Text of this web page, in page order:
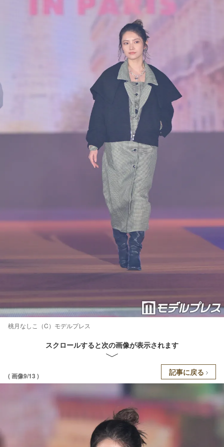
桃月なしこ（C）モデルプレス
スクロールすると次の画像が表示されます
( 画像9/13 ) 記事に戻る